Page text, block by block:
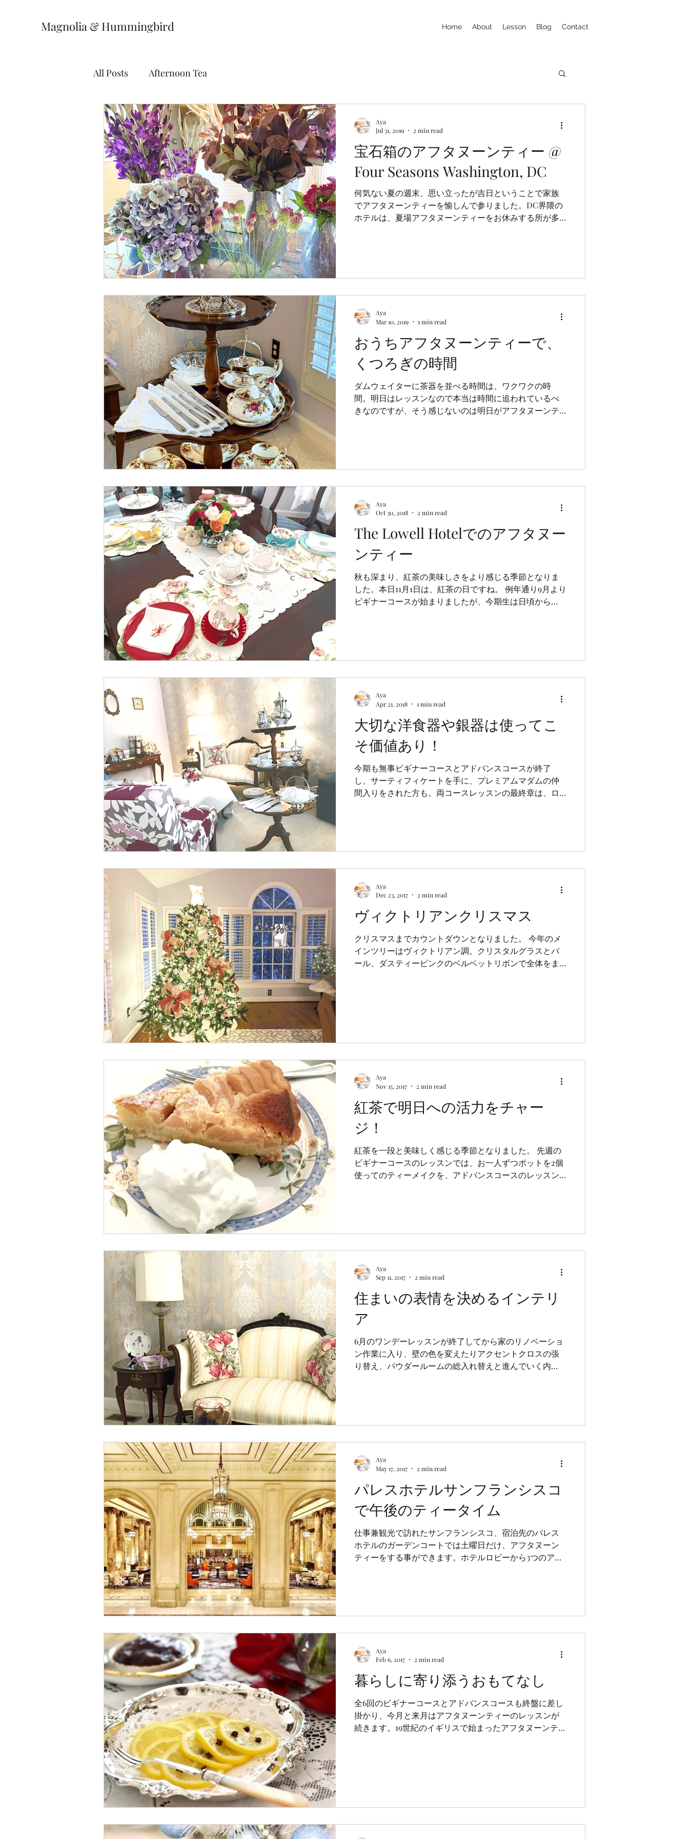
Magnolia & Hummingbird Home About Lesson Blog Contact
All Posts Afternoon Tea
宝石箱のアフタヌーンティー @
Four Seasons Washington, DC
何気ない夏の週末、思い立ったが吉日ということで家族
でアフタヌーンティーを愉しんで参りました。DC界隈の
ホテルは、夏場アフタヌーンティーをお休みする所が多
Aya
Jul 31, 2019
2 min read
おうちアフタヌーンティーで、
くつろぎの時間
ダムウェイターに茶器を並べる時間は、ワクワクの時
間。明日はレッスンなので本当は時間に追われているべ
きなのですが、そう感じないのは明日がアフタヌーンテ
Aya
Mar 10, 2019
1 min read
The Lowell Hotelでのアフタヌー
ンティー
秋も深まり、紅茶の美味しさをより感じる季節となりま
した。本日11月1日は、紅茶の日ですね。 例年通り9月より
ビギナーコースが始まりましたが、今期生は日頃から
Aya
Oct 30, 2018
2 min read
大切な洋食器や銀器は使ってこ
そ価値あり！
今期も無事ビギナーコースとアドバンスコースが終了
し、サーティフィケートを手に、プレミアムマダムの仲
間入りをされた方も。両コースレッスンの最終章は、ロ
Aya
Apr 21, 2018
1 min read
ヴィクトリアンクリスマス
クリスマスまでカウントダウンとなりました。 今年のメ
インツリーはヴィクトリアン調。クリスタルグラスとパ
ール、ダスティーピンクのベルベットリボンで全体をま
Aya
Dec 23, 2017
2 min read
紅茶で明日への活力をチャー
ジ！
紅茶を一段と美味しく感じる季節となりました。 先週の
ビギナーコースのレッスンでは、お一人ずつポットを2個
使ってのティーメイクを、アドバンスコースのレッスン
Aya
Nov 15, 2017
2 min read
住まいの表情を決めるインテリ
ア
6月のワンデーレッスンが終了してから家のリノベーショ
ン作業に入り、壁の色を変えたりアクセントクロスの張
り替え、パウダールームの総入れ替えと進んでいく内
Aya
Sep 11, 2017
2 min read
パレスホテルサンフランシスコ
で午後のティータイム
仕事兼観光で訪れたサンフランシスコ、宿泊先のパレス
ホテルのガーデンコートでは土曜日だけ、アフタヌーン
ティーをする事ができます。ホテルロビーから3つのアー
Aya
May 17, 2017
2 min read
暮らしに寄り添うおもてなし
全6回のビギナーコースとアドバンスコースも終盤に差し
掛かり、今月と来月はアフタヌーンティーのレッスンが
続きます。19世紀のイギリスで始まったアフタヌーンティ
Aya
Feb 6, 2017
2 min read